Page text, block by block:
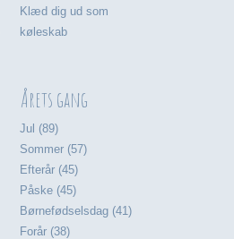
Klæd dig ud som
køleskab
Årets gang
Jul (89)
Sommer (57)
Efterår (45)
Påske (45)
Børnefødselsdag (41)
Forår (38)